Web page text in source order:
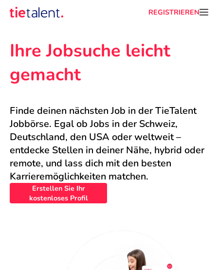
REGISTRIEREN
Ihre Jobsuche leicht
gemacht
Finde deinen nächsten Job in der TieTalent
Jobbörse. Egal ob Jobs in der Schweiz,
Deutschland, den USA oder weltweit –
entdecke Stellen in deiner Nähe, hybrid oder
remote, und lass dich mit den besten
Karrieremöglichkeiten matchen.
Erstellen Sie Ihr
kostenloses Profil